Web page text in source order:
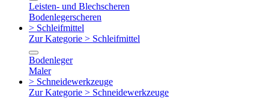
Leisten- und Blechscheren
Bodenlegerscheren
> Schleifmittel
Zur Kategorie > Schleifmittel
Bodenleger
Maler
> Schneidewerkzeuge
Zur Kategorie > Schneidewerkzeuge